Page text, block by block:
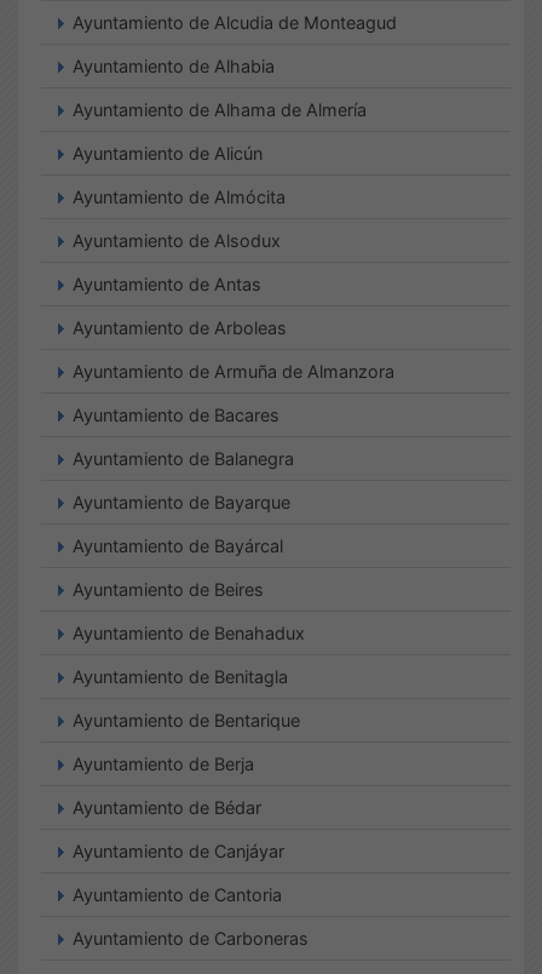
Ayuntamiento de Alcudia de Monteagud
Ayuntamiento de Alhabia
Ayuntamiento de Alhama de Almería
Ayuntamiento de Alicún
Ayuntamiento de Almócita
Ayuntamiento de Alsodux
Ayuntamiento de Antas
Ayuntamiento de Arboleas
Ayuntamiento de Armuña de Almanzora
Ayuntamiento de Bacares
Ayuntamiento de Balanegra
Ayuntamiento de Bayarque
Ayuntamiento de Bayárcal
Ayuntamiento de Beires
Ayuntamiento de Benahadux
Ayuntamiento de Benitagla
Ayuntamiento de Bentarique
Ayuntamiento de Berja
Ayuntamiento de Bédar
Ayuntamiento de Canjáyar
Ayuntamiento de Cantoria
Ayuntamiento de Carboneras